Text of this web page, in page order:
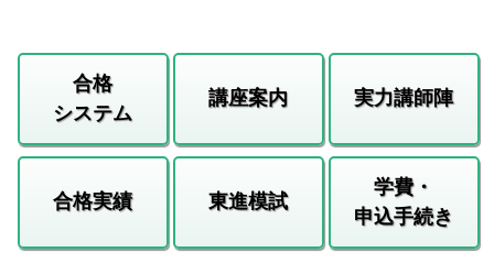
合格
システム
講座案内 実力講師陣
合格実績 東進模試
学費・
申込手続き